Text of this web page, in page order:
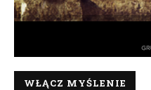
WŁĄCZ MYŚLENIE